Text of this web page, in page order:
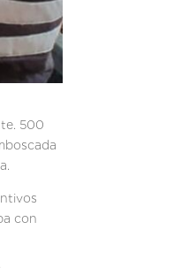
500
con